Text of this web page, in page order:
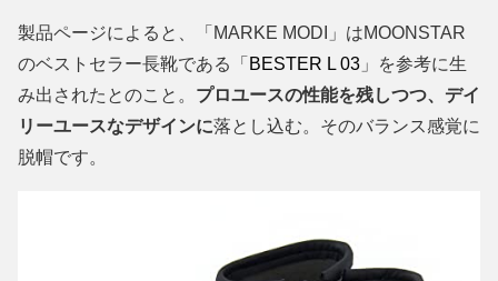
製品ページによると、「MARKE MODI」はMOONSTAR
のベストセラー長靴である「 BESTER L 03 」を参考に生
み出されたとのこと。 プロユースの性能を残しつつ、デイ
リーユースなデザインに落とし込む。そのバランス感覚に
脱帽です。